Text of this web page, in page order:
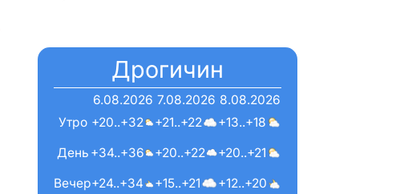
Дрогичин
6.08.2026
+20..+32
+34..+36
+24..+34
7.08.2026
+21..+22
+20..+22
+15..+21
8.08.2026
+13..+18
+20..+21
+12..+20
Вечер
День
Утро